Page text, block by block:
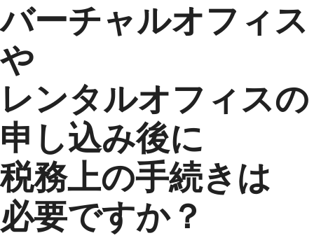
バーチャルオフィス
や
レンタルオフィスの
申し込み後に
税務上の手続きは
必要ですか？